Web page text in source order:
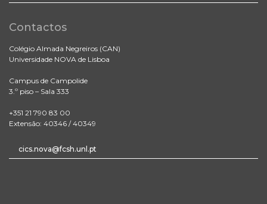
Contactos
Colégio Almada Negreiros (CAN)
Universidade NOVA de Lisboa
Campus de Campolide
3.º piso – Sala 333
+351 21 790 83 00
Extensão: 40346 / 40349
cics.nova@fcsh.unl.pt